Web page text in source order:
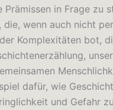
in Frage zu
wenn auch nicht
Komplexitäten bot,
dafür, wie
und Gefahr